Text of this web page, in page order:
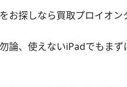
お探しなら買取プロイオン
論、使えないiPadでもま